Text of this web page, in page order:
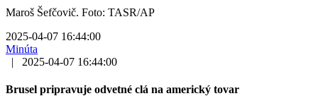
Maroš Šefčovič. Foto: TASR/AP
2025-04-07 16:44:00
Minúta
|
2025-04-07 16:44:00
Brusel pripravuje odvetné clá na americký tovar